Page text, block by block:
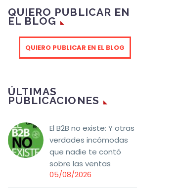
QUIERO PUBLICAR EN
EL BLOG
QUIERO PUBLICAR EN EL BLOG
ÚLTIMAS
PUBLICACIONES
El B2B no existe: Y otras
verdades incómodas
que nadie te contó
sobre las ventas
05/08/2026